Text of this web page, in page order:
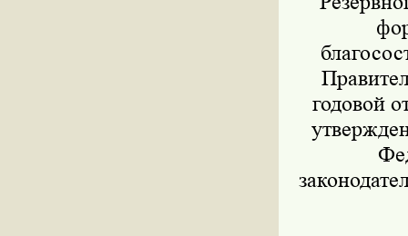
годовой